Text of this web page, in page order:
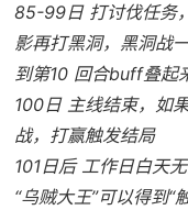
85-99日 打讨伐任务
影再打黑洞，黑洞战
到第10 回合buff叠起
100日 主线结束，如
战，打赢触发结局
101日后 工作日白天
“乌贼大王”可以得到“